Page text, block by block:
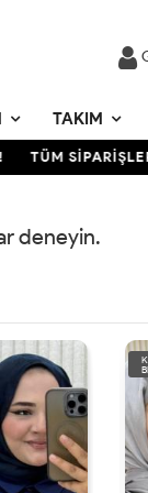
TAKIM
TÜM
deneyin.